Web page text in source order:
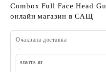
Combox Full Face Head
онлайн магазин в САЩ
Очаквана доставка
starts at